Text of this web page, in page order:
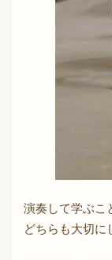
演奏して学ぶこ
どちらも大切に